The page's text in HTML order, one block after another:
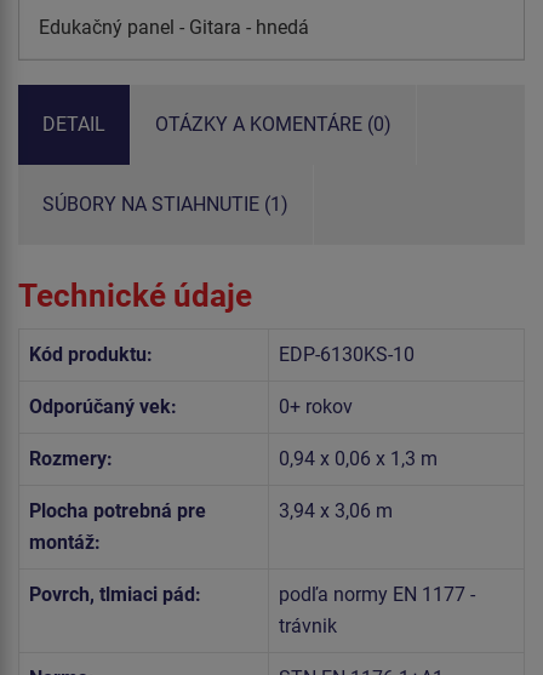
Edukačný panel - Gitara - hnedá
DETAIL OTÁZKY A KOMENTÁRE (0)
SÚBORY NA STIAHNUTIE (1)
Technické údaje
Kód produktu: EDP-6130KS-10
Odporúčaný vek: 0+ rokov
Rozmery: 0,94 x 0,06 x 1,3 m
Plocha potrebná pre
montáž:
3,94 x 3,06 m
Povrch, tlmiaci pád:
podľa normy EN 1177 -
trávnik